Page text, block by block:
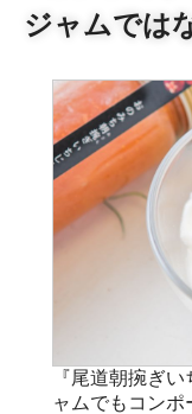
ジャムでは
『尾道朝捥ぎ
ャムでもコンポ